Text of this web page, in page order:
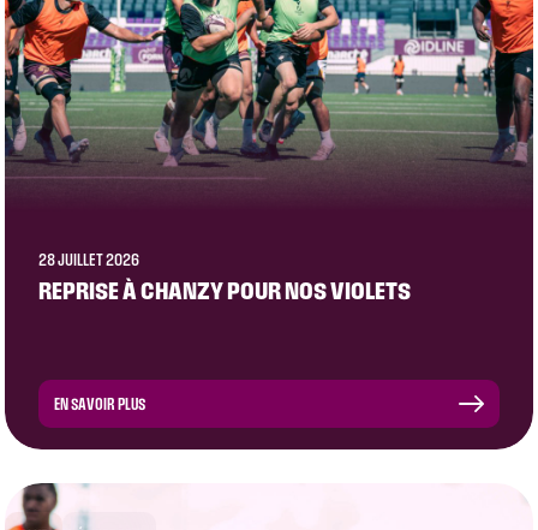
28 JUILLET 2026
REPRISE À CHANZY POUR NOS VIOLETS
EN SAVOIR PLUS